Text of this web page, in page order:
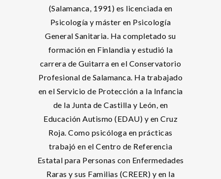
(Salamanca, 1991) es licenciada en
Psicología y máster en Psicología
General Sanitaria. Ha completado su
formación en Finlandia y estudió la
carrera de Guitarra en el Conservatorio
Profesional de Salamanca. Ha trabajado
en el Servicio de Protección a la Infancia
de la Junta de Castilla y León, en
Educación Autismo (EDAU) y en Cruz
Roja. Como psicóloga en prácticas
trabajó en el Centro de Referencia
Estatal para Personas con Enfermedades
Raras y sus Familias (CREER) y en la